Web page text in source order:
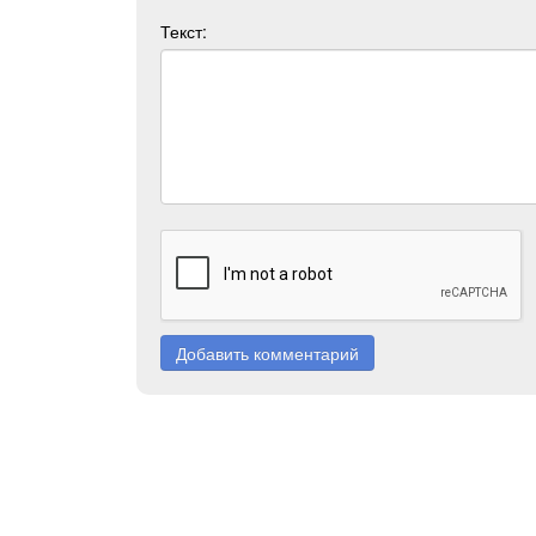
Текст:
Добавить комментарий